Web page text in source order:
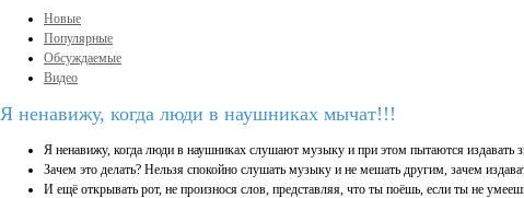
Новые
Популярные
Обсуждаемые
Видео
Я ненавижу, когда люди в наушниках мычат!!!
Я ненавижу, когда люди в наушниках слушают музыку и при этом пытаются издавать
Зачем это делать? Нельзя спокойно слушать музыку и не мешать другим, зачем
И ещё открывать рот, не произнося слов, представляя, что ты поёшь, если ты не